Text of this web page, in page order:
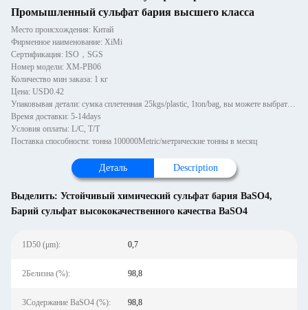
Промышленный сульфат бария высшего класса
Место происхождения: Китай
Фирменное наименование: XiMi
Сертификация: ISO，SGS
Номер модели: XM-PB06
Количество мин заказа: 1 кг
Цена: USD0.42
Упаковывая детали: сумка сплетенная 25kgs/plastic, 1ton/bag, вы можете выбрать с паллетом или деревянными паллетами, 1~
Время доставки: 5-14days
Условия оплаты: L/C, T/T
Поставка способности: тонна 100000Metric/метрические тонны в месяц
Деталь Description
Выделить: Устойчивый химический сульфат бария BaSO4,
Барий сульфат высококачественного качества BaSO4
1D50 (μm): 0,7
2Белизна (%): 98,8
3Содержание BaSO4 (%): 98,8